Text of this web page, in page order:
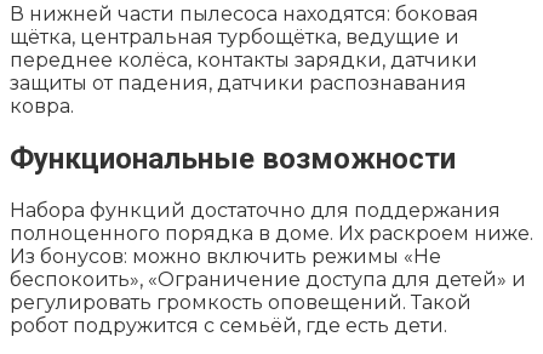
В нижней части пылесоса находятся: боковая
щётка, центральная турбощётка, ведущие и
переднее колёса, контакты зарядки, датчики
защиты от падения, датчики распознавания
ковра.
Функциональные возможности
Набора функций достаточно для поддержания
полноценного порядка в доме. Их раскроем ниже.
Из бонусов: можно включить режимы «Не
беспокоить», «Ограничение доступа для детей» и
регулировать громкость оповещений. Такой
робот подружится с семьёй, где есть дети.